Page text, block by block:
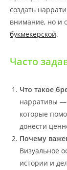
создать
внимание, но и
букмекерской.
Часто
Что такое
нарративы —
которые
донести
Почему
Визуальное
истории и